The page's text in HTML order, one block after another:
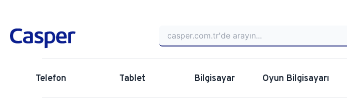
Telefon Tablet Bilgisayar Oyun Bilgisayarı